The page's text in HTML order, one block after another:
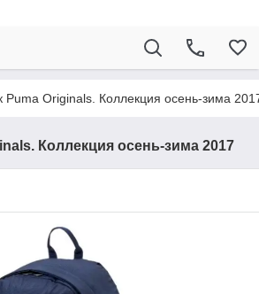
Puma Originals. Коллекция осень-зима
Коллекция осень-зима 2017